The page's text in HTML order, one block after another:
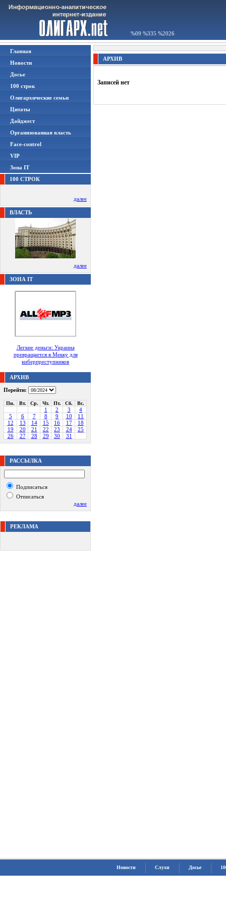
%09 %335 %2026
Главная
Новости
Досье
100 строк
Олигархические семьи
Цитаты
Дайджест
Организованная власть
Face-control
VIP
Зона IT
100 СТРОК
далее
ВЛАСТЬ
далее
ЗОНА IT
Легкие деньги: Украина
превращается в Мекку для
киберпреступников
АРХИВ
Перейти:
Пн. Вт. Ср. Чт. Пт. Сб. Вс.
1 2 3
4
5
6 7 8 9 10
11
12
13 14 15 16 17
18
19
20 21 22 23 24
25
26
27 28 29 30 31
РАССЫЛКА
Подписаться
Отписаться
далее
РЕКЛАМА
АРХИВ
Записей нет
Новости Слухи Досье